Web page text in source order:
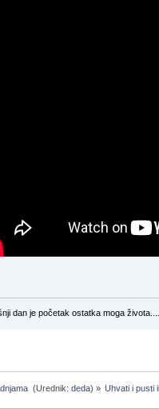
dan je početak ostatka moga života....
(Urednik: deda) » Uhvati i pusti